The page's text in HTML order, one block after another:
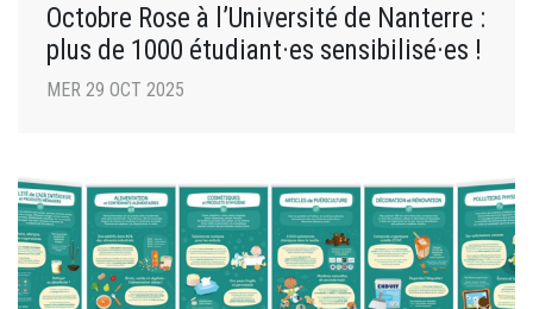
Octobre Rose à l’Université de Nanterre :
plus de 1000 étudiant·es sensibilisé·es !
MER 29 OCT 2025